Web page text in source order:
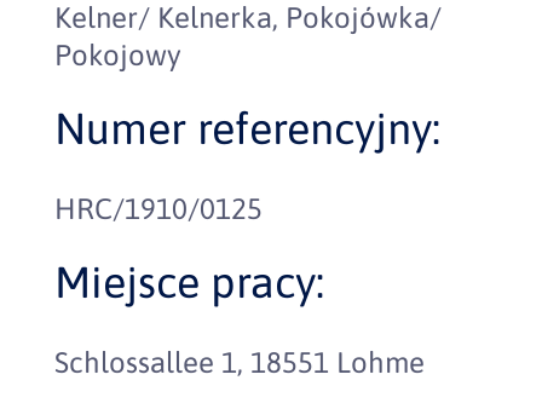
Kelner/ Kelnerka, Pokojówka/
Pokojowy
Numer referencyjny:
HRC/1910/0125
Miejsce pracy:
Schlossallee 1, 18551 Lohme